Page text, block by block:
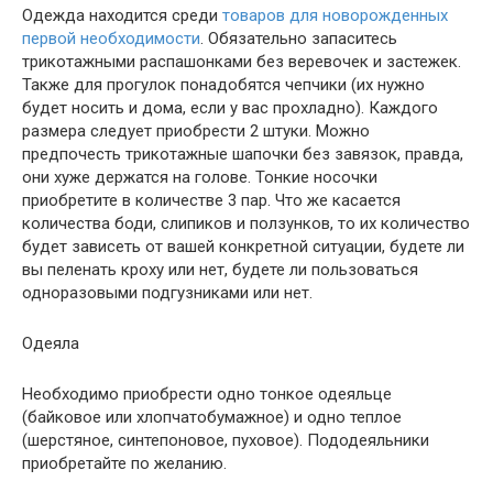
Одежда находится среди товаров для новорожденных
первой необходимости. Обязательно запаситесь
трикотажными распашонками без веревочек и застежек.
Также для прогулок понадобятся чепчики (их нужно
будет носить и дома, если у вас прохладно). Каждого
размера следует приобрести 2 штуки. Можно
предпочесть трикотажные шапочки без завязок, правда,
они хуже держатся на голове. Тонкие носочки
приобретите в количестве 3 пар. Что же касается
количества боди, слипиков и ползунков, то их количество
будет зависеть от вашей конкретной ситуации, будете ли
вы пеленать кроху или нет, будете ли пользоваться
одноразовыми подгузниками или нет.
Одеяла
Необходимо приобрести одно тонкое одеяльце
(байковое или хлопчатобумажное) и одно теплое
(шерстяное, синтепоновое, пуховое). Пододеяльники
приобретайте по желанию.